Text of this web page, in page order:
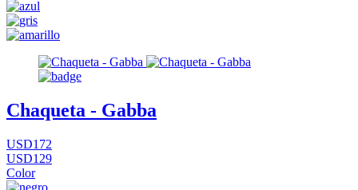
Chaqueta - Gabba
USD172
USD129
Color